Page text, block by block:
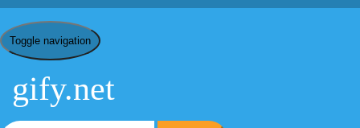
Toggle navigation
gify.net